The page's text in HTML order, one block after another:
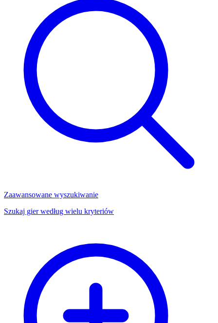
Zaawansowane wyszukiwanie
Szukaj gier według wielu kryteriów